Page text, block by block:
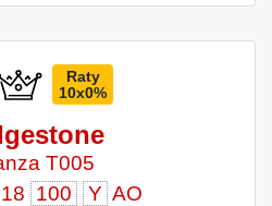
Raty
10x0%
T005
100 Y AO